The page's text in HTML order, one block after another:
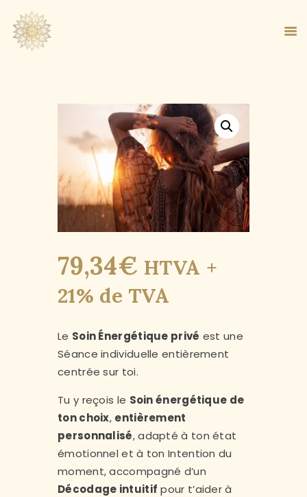
ACCUEIL
À PROPOS
MA MÉTHODE
BOUTIQUE
BLOG
PANIER
79,34€ HTVA +
21% de TVA
Le Soin Énergétique privé est une
Séance individuelle entièrement
centrée sur toi.
Tu y reçois le Soin énergétique de
ton choix, entièrement
personnalisé, adapté à ton état
émotionnel et à ton Intention du
moment, accompagné d’un
Décodage intuitif pour t’aider à